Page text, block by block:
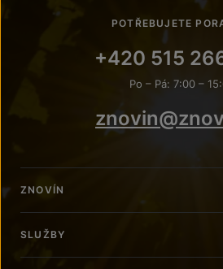
POTŘEBUJETE
+420 515
Po – Pá: 7:00 –
ZNOVÍN
SLUŽBY